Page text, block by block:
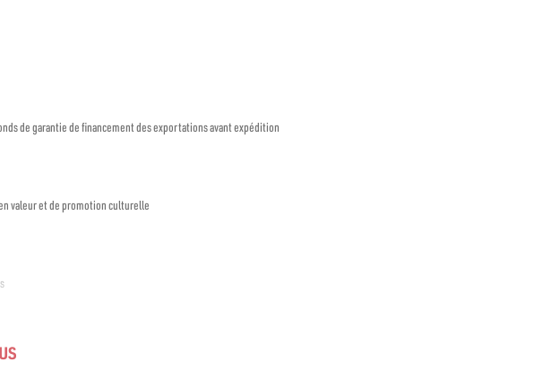
de garantie de financement des exportations avant expédition
valeur et de promotion culturelle